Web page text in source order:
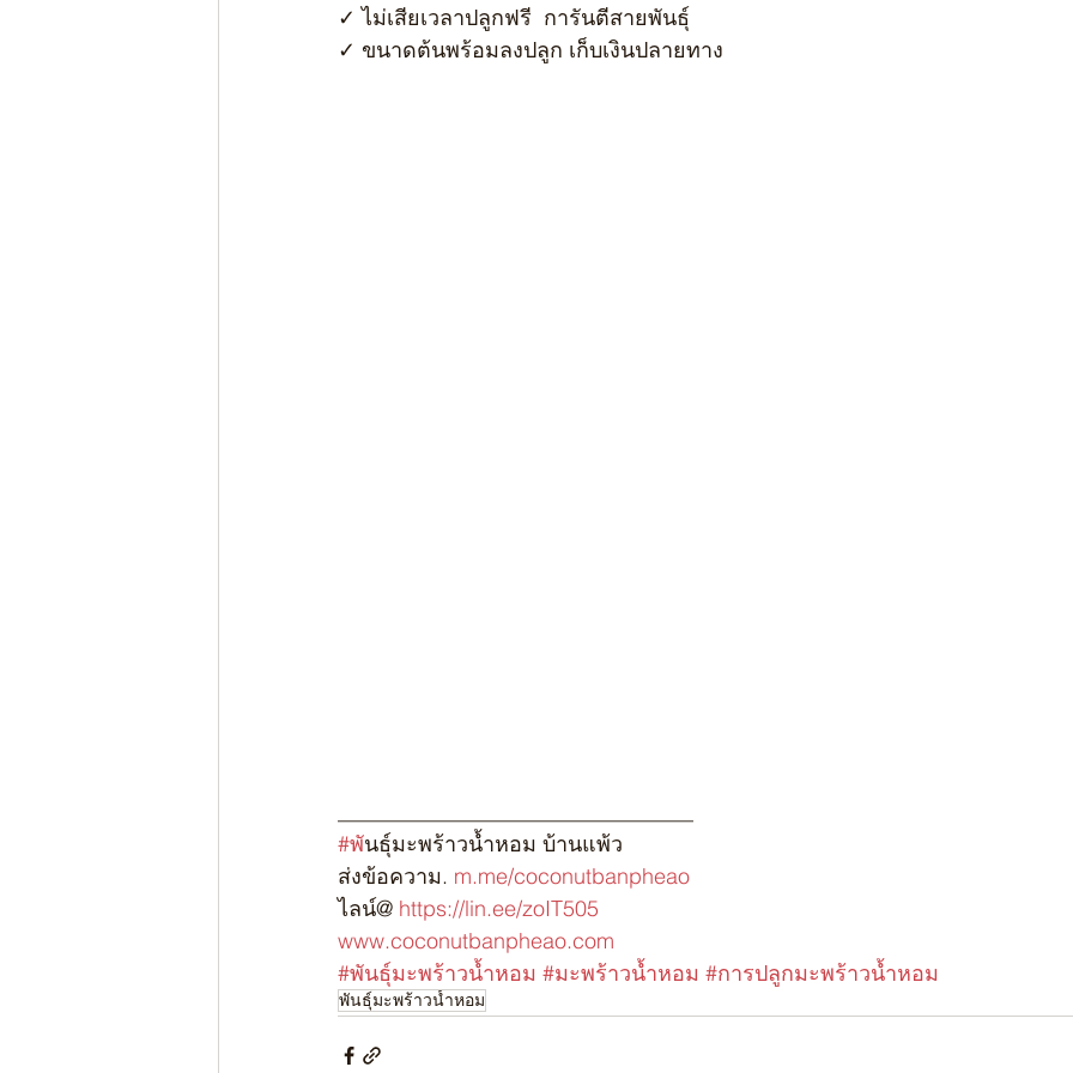
✓ ไม่เสียเวลาปลูกฟรี  การันตีสายพันธุ์
✓ ขนาดต้นพร้อมลงปลูก เก็บเงินปลายทาง
#พันธุ์มะพร้าวน้ำหอม บ้านแพ้ว
ส่งข้อความ. m.me/coconutbanpheao
ไลน์@ https://lin.ee/zoIT505
www.coconutbanpheao.com
#พันธุ์มะพร้าวน้ำหอม #มะพร้าวน้ำหอม #การปลูกมะพร้าวน้ำหอม
พันธุ์มะพร้าวน้ำหอม